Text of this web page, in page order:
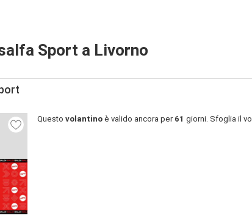
Sport a Livorno
Questo volantino è valido ancora per 61 giorni. Sfoglia il